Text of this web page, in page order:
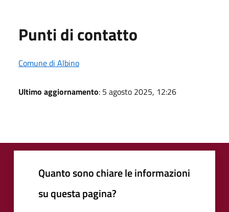
Punti di contatto
Comune di Albino
Ultimo aggiornamento: 5 agosto 2025, 12:26
Quanto sono chiare le informazioni
su questa pagina?